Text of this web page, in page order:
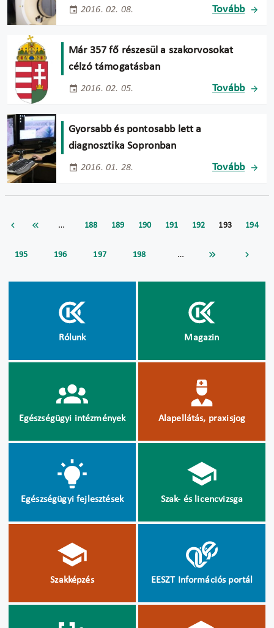
2016. 02. 08. Tovább
Már 357 fő részesül a szakorvosokat
célzó támogatásban
2016. 02. 05. Tovább
Gyorsabb és pontosabb lett a
diagnosztika Sopronban
2016. 01. 28. Tovább
… 188 189 190 191 192 193 194
195 196 197 198 …
Rólunk Magazin
Egészségügyi intézmények Alapellátás, praxisjog
Egészségügyi fejlesztések Szak- és licencvizsga
Szakképzés EESZT Információs portál